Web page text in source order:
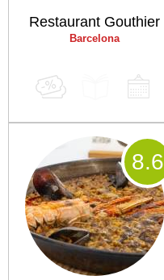
Restaurant Gouthier
Barcelona
8.6